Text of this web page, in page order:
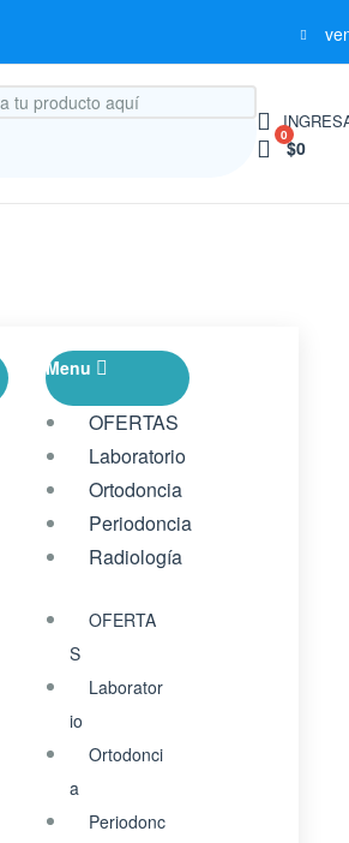
0
$0
Menu
OFERTAS
Laboratorio
Ortodoncia
Periodoncia
Radiología
OFERTA
S
Laborator
io
Ortodonci
a
Periodonc